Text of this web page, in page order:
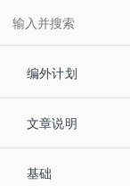
编外计划
文章说明
基础